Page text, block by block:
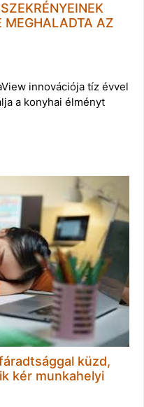
MEGHALADTA AZ
innovációja tíz évvel
a konyhai élményt
küzd,
kér munkahelyi